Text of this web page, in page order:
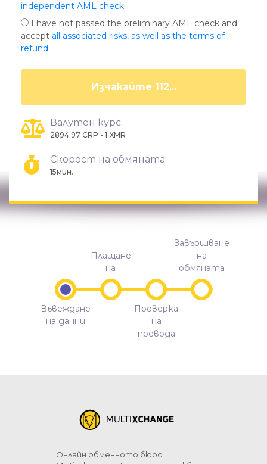
independent AML check.
I have not passed the preliminary AML check and
accept all associated risks, as well as the terms of
refund
Изчакайте 108...
Валутен курс:
2894.97 CRP - 1 XMR
Скорост на обмяната:
15мин.
Въвеждане
на данни
Плащане
на
Проверка
на
превода
Завършване
на
обмяната
Онлайн обменното бюро